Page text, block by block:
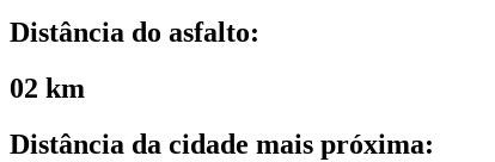
Distância do asfalto:
02 km
Distância da cidade mais próxima: